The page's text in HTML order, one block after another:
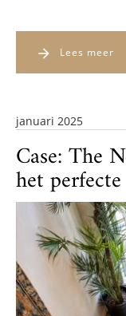
Lees meer
januari 2025
Case: The
het